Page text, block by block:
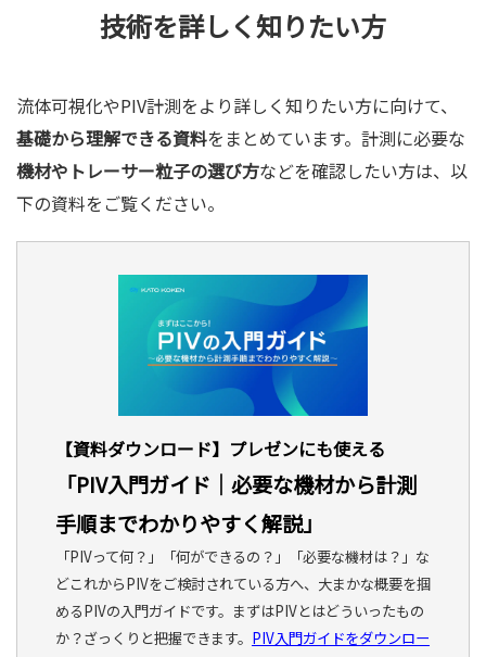
技術を詳しく知りたい方
流体可視化やPIV計測をより詳しく知りたい方に向けて、
基礎から理解できる資料をまとめています。計測に必要な
機材やトレーサー粒子の選び方などを確認したい方は、以
下の資料をご覧ください。
【資料ダウンロード】プレゼンにも使える
「PIV入門ガイド｜必要な機材から計測
手順までわかりやすく解説」
「PIVって何？」「何ができるの？」「必要な機材は？」な
どこれからPIVをご検討されている方へ、大まかな概要を掴
めるPIVの入門ガイドです。まずはPIVとはどういったもの
か？ざっくりと把握できます。 PIV入門ガイドをダウンロー